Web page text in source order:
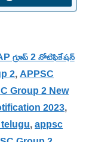
గ్రూప్ 2 నోటిఫికేషన్
2,APPSC
Group 2 New
2023,
,appsc